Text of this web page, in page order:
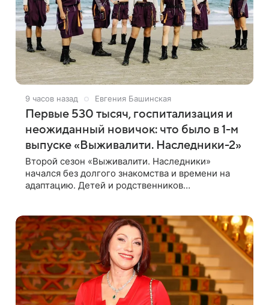
9 часов назад Евгения Башинская
Первые 530 тысяч, госпитализация и
неожиданный новичок: что было в 1-м
выпуске «Выживалити. Наследники-2»
Второй сезон «Выживалити. Наследники»
начался без долгого знакомства и времени на
адаптацию. Детей и родственников